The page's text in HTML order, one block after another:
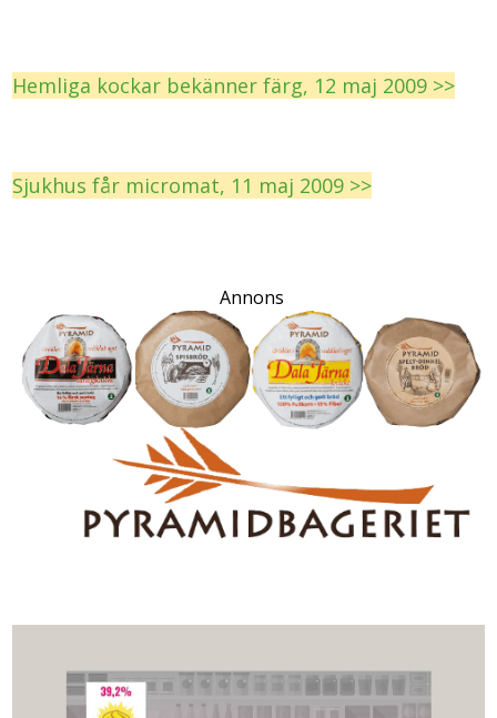
Hemliga kockar bekänner färg, 12 maj 2009 >>
Sjukhus får micromat, 11 maj 2009 >>
Annons